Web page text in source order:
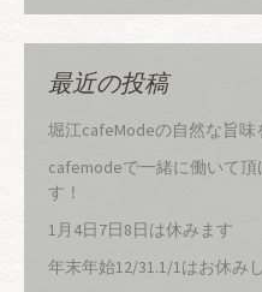
最近の投稿
堀江cafeModeの自然な旨
cafemodeで一緒に働いて
す！
1月4日7日8日は休みます
年末年始12/31.1/1はお休み